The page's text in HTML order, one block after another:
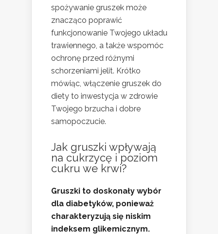
spożywanie gruszek może
znacząco poprawić
funkcjonowanie Twojego układu
trawiennego, a także wspomóc
ochronę przed różnymi
schorzeniami jelit. Krótko
mówiąc, włączenie gruszek do
diety to inwestycja w zdrowie
Twojego brzucha i dobre
samopoczucie.
Jak gruszki wpływają
na cukrzycę i poziom
cukru we krwi?
Gruszki to doskonały wybór
dla diabetyków, ponieważ
charakteryzują się niskim
indeksem glikemicznym.